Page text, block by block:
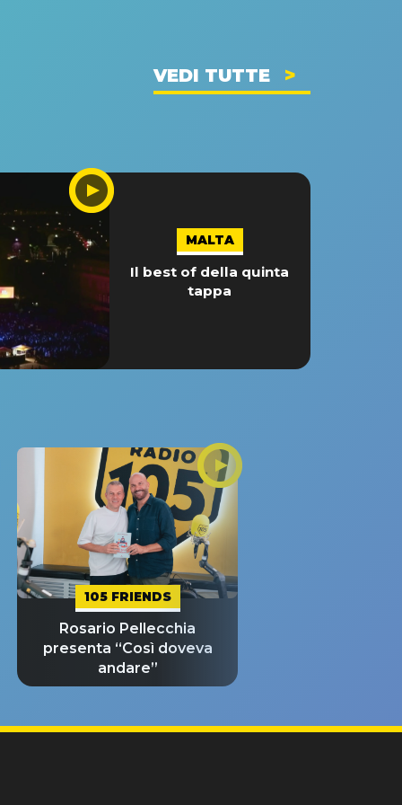
VEDI TUTTE
MALTA
Il best of della quinta
tappa
105 FRIENDS
Rosario Pellecchia
presenta “Così doveva
andare”